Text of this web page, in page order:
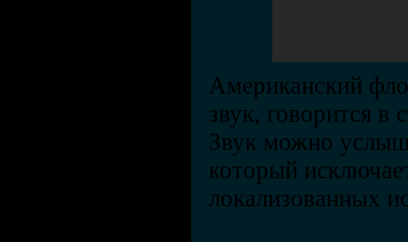
Американский
звук, говорится в
Звук можно
который
локализованных